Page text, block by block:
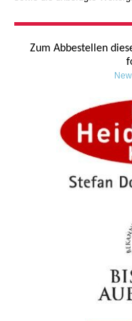
Zum Abbestellen